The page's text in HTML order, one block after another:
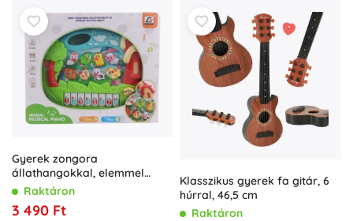
Gyerek zongora
állathangokkal, elemmel
működő
Raktáron
3 490 Ft
Klasszikus gyerek fa gitár, 6
húrral, 46,5 cm
Raktáron